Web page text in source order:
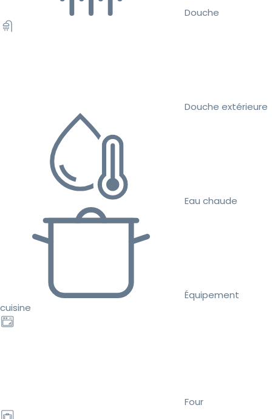
Douche
Douche extérieure
Eau chaude
Équipement
cuisine
Four